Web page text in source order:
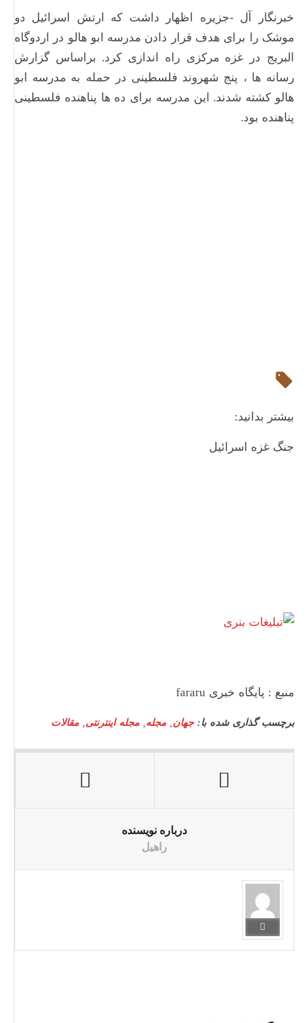
خبرنگار آل -جزیره اظهار داشت که ارتش اسرائیل دو
موشک را برای هدف قرار دادن مدرسه ابو هالو در اردوگاه
البریج در غزه مرکزی راه اندازی کرد. براساس گزارش
رسانه ها ، پنج شهروند فلسطینی در حمله به مدرسه ابو
هالو کشته شدند. این مدرسه برای ده ها پناهنده فلسطینی
پناهنده بود.
بیشتر بدانید:
جنگ غزه اسرائیل
منبع : پایگاه خبری fararu
برچسب گذاری شده با: جهان مجله مجله اینترنتی مقالات
درباره نویسنده
راهیل